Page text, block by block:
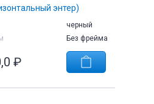
энтер)
черный
Без фрейма
₽